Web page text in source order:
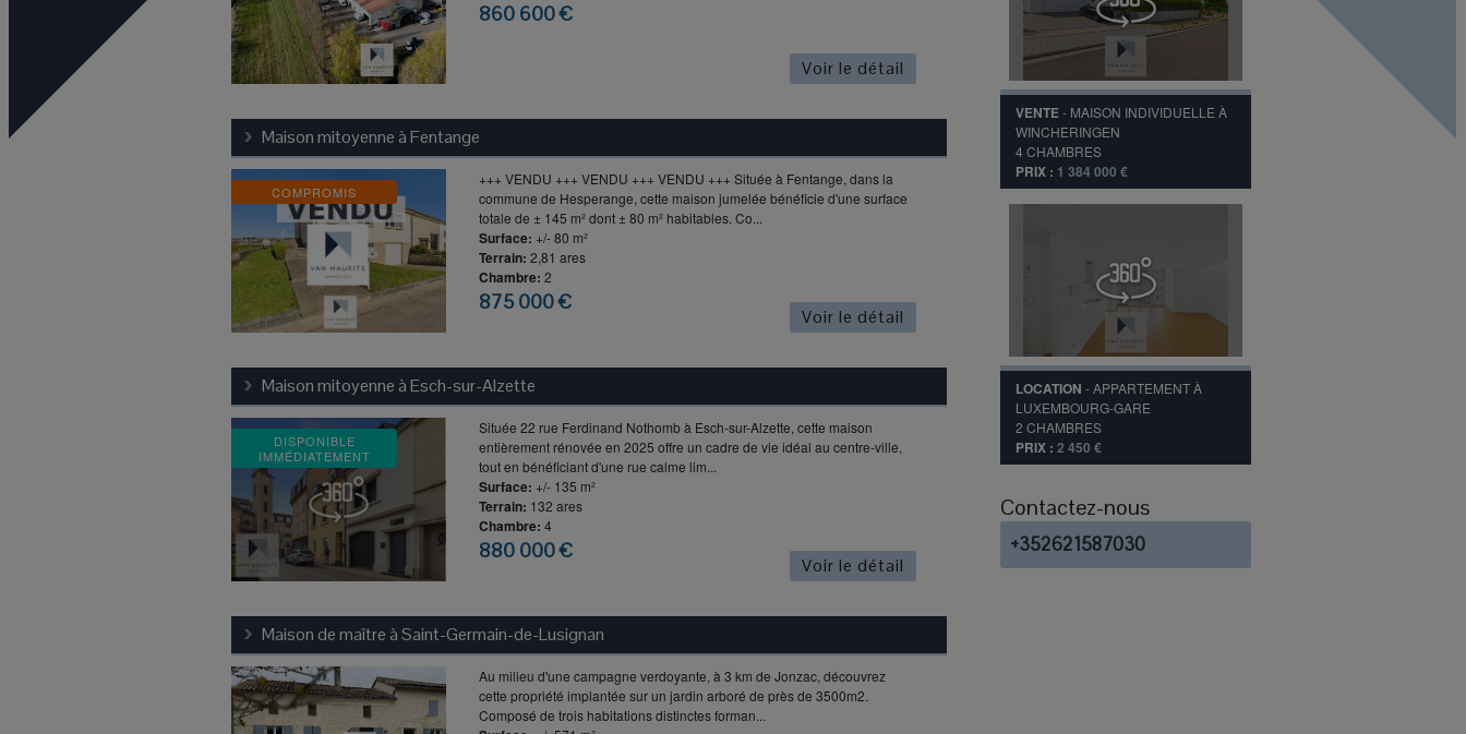
860 600 €
Voir le détail
Maison mitoyenne àFentange
COMPROMIS
+++ VENDU +++ VENDU +++ VENDU +++ Située à Fentange, dans la
commune de Hesperange, cette maison jumelée bénéficie d'une surface
totale de ± 145 m² dont ± 80 m² habitables. Co...
Surface: +/- 80 m²
Terrain: 2,81 ares
Chambre: 2
875 000 €
Voir le détail
Maison mitoyenne àEsch-sur-Alzette
DISPONIBLE
IMMÉDIATEMENT
Située 22 rue Ferdinand Nothomb à Esch-sur-Alzette, cette maison
entièrement rénovée en 2025 offre un cadre de vie idéal au centre-ville,
tout en bénéficiant d'une rue calme lim...
Surface: +/- 135 m²
Terrain: 132 ares
Chambre: 4
880 000 €
Voir le détail
Maison de maître àSaint-Germain-de-Lusignan
Au milieu d'une campagne verdoyante, à 3 km de Jonzac, découvrez
cette propriété implantée sur un jardin arboré de près de 3500m2.
Composé de trois habitations distinctes forman...
VENTE- MAISON INDIVIDUELLE À
WINCHERINGEN
4CHAMBRES
PRIX : 1 384 000 €
LOCATION -APPARTEMENTÀ
LUXEMBOURG-GARE
2 CHAMBRES
PRIX : 2 450 €
Contactez-nous
+352621587030